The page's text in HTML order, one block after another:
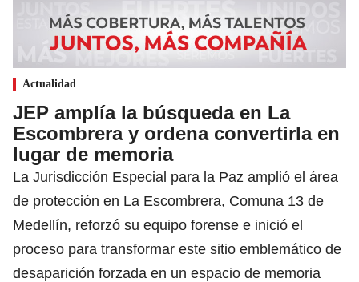
Actualidad
JEP amplía la búsqueda en La
Escombrera y ordena convertirla en
lugar de memoria
La Jurisdicción Especial para la Paz amplió el área
de protección en La Escombrera, Comuna 13 de
Medellín, reforzó su equipo forense e inició el
proceso para transformar este sitio emblemático de
desaparición forzada en un espacio de memoria